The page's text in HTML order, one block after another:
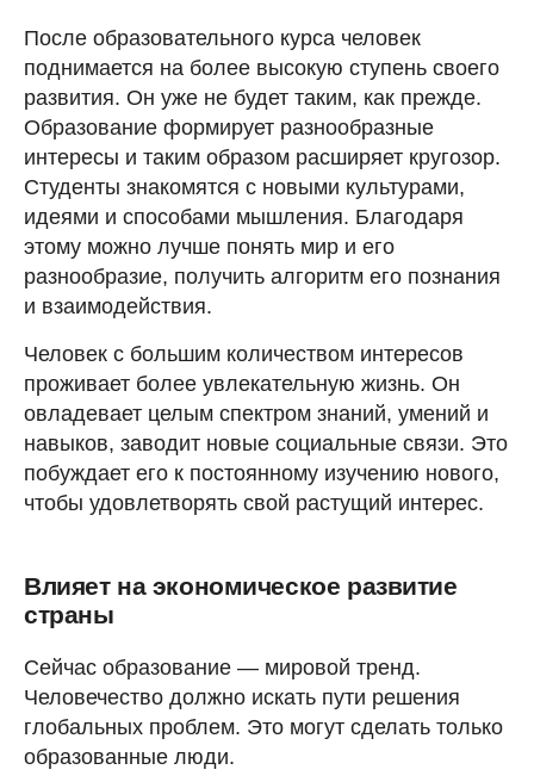
После образовательного курса человек
поднимается на более высокую ступень своего
развития. Он уже не будет таким, как прежде.
Образование формирует разнообразные
интересы и таким образом расширяет кругозор.
Студенты знакомятся с новыми культурами,
идеями и способами мышления. Благодаря
этому можно лучше понять мир и его
разнообразие, получить алгоритм его познания
и взаимодействия.
Человек с большим количеством интересов
проживает более увлекательную жизнь. Он
овладевает целым спектром знаний, умений и
навыков, заводит новые социальные связи. Это
побуждает его к постоянному изучению нового,
чтобы удовлетворять свой растущий интерес.
Влияет на экономическое развитие
страны
Сейчас образование — мировой тренд.
Человечество должно искать пути решения
глобальных проблем. Это могут сделать только
образованные люди.